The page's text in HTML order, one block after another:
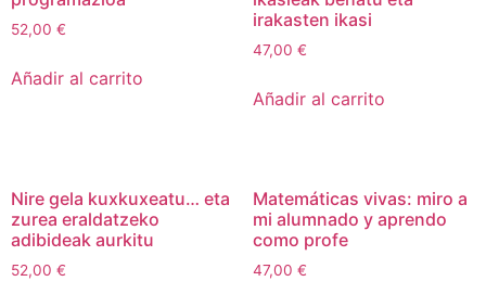
52,00 €
Añadir al carrito
irakasten ikasi
47,00 €
Añadir al carrito
Nire gela kuxkuxeatu… eta
zurea eraldatzeko
adibideak aurkitu
52,00 €
Matemáticas vivas: miro a
mi alumnado y aprendo
como profe
47,00 €